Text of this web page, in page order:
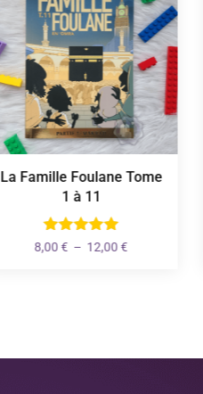
La Famille Foulane Tome
1 à 11
8,00€ – 12,00€Plage